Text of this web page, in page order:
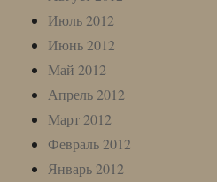
Июль 2012
Июнь 2012
Май 2012
Апрель 2012
Март 2012
Февраль 2012
Январь 2012